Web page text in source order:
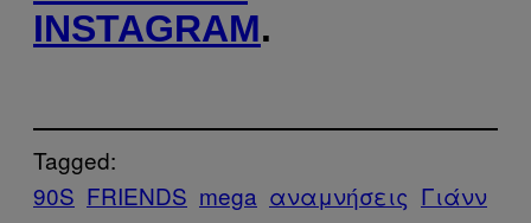
INSTAGRAM.
Tagged:
90S FRIENDS mega αναμνήσεις Γιάνν